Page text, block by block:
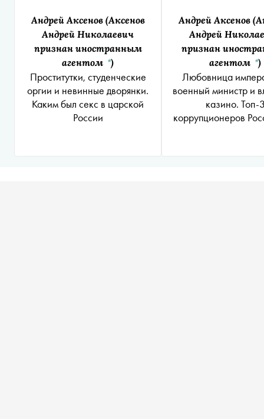
Андрей Аксенов(Аксенов
Андрей Николаевич
признан иностранным
агентом *)
Проститутки, студенческие
оргии и невинные дворянки.
Каким был секс в царской
России
Андрей Аксенов
Андрей
признан
агентом *)
Любовница
военный министр и
казино. Топ-
коррупционеров